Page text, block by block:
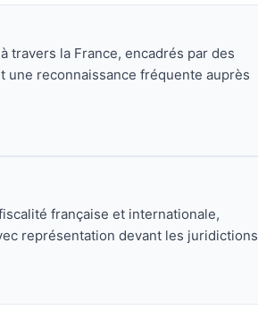
travers la France, encadrés par des
reconnaissance fréquente auprès
française et internationale,
représentation devant les juridictions